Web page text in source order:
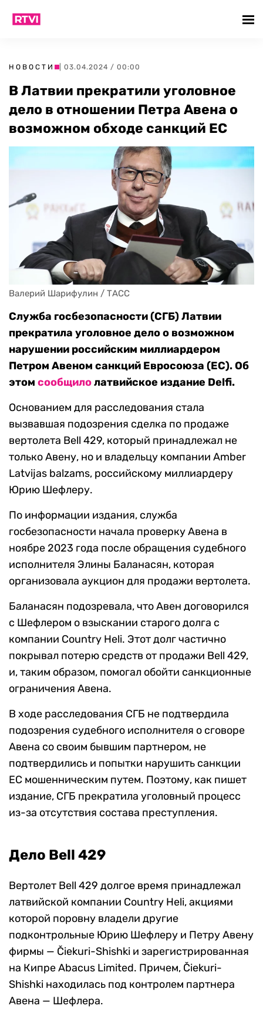
НОВОСТИ | 03.04.2024 / 00:00
В Латвии прекратили уголовное
дело в отношении Петра Авена о
возможном обходе санкций ЕС
Валерий Шарифулин / ТАСС
Служба госбезопасности (СГБ) Латвии
прекратила уголовное дело о возможном
нарушении российским миллиардером
Петром Авеном санкций Евросоюза (ЕС). Об
этом сообщилолатвийское издание Delfi.
Основанием для расследования стала
вызвавшая подозрения сделка по продаже
вертолета Bell 429, который принадлежал не
только Авену, но и владельцу компании Amber
Latvijas balzams, российскому миллиардеру
Юрию Шефлеру.
По информации издания, служба
госбезопасности начала проверку Авена в
ноябре 2023 года после обращения судебного
исполнителя Элины Баланасян, которая
организовала аукцион для продажи вертолета.
Баланасян подозревала, что Авен договорился
с Шефлером о взыскании старого долга с
компании Country Heli. Этот долг частично
покрывал потерю средств от продажи Bell 429,
и, таким образом, помогал обойти санкционные
ограничения Авена.
В ходе расследования СГБ не подтвердила
подозрения судебного исполнителя о сговоре
Авена со своим бывшим партнером, не
подтвердились и попытки нарушить санкции
ЕС мошенническим путем. Поэтому, как пишет
издание, СГБ прекратила уголовный процесс
из-за отсутствия состава преступления.
Дело Bell 429
Вертолет Bell 429 долгое время принадлежал
латвийской компании Country Heli, акциями
которой поровну владели другие
подконтрольные Юрию Шефлеру и Петру Авену
фирмы — Čiekuri-Shishki и зарегистрированная
на Кипре Abacus Limited. Причем, Čiekuri-
Shishki находилась под контролем партнера
Авена — Шефлера.